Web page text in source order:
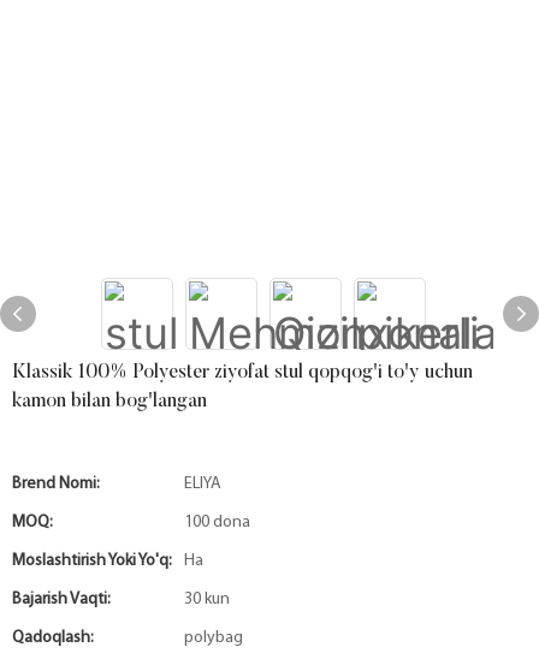
Klassik 100% Polyester ziyofat stul qopqog'i to'y uchun
kamon bilan bog'langan
Brend Nomi: ELIYA
MOQ: 100 dona
Moslashtirish Yoki Yo'q: Ha
Bajarish Vaqti: 30 kun
Qadoqlash: polybag